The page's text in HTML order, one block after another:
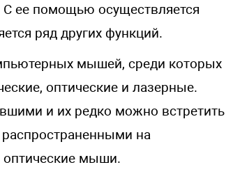
ее помощью осуществляется
ряд других функций.
мышей, среди которых
оптические и лазерные.
и их редко можно встретить
на
оптические мыши.